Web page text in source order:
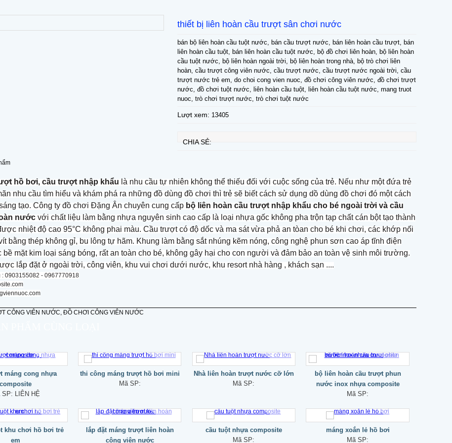
thiết bị liên hoàn cầu trượt sân chơi nước
bán bộ liên hoàn cầu tuột nước, bán cầu trượt nước, bán liên hoàn cầu trượt, bán
liên hoàn cầu tuột, bán liên hoàn cầu tuột nước, bộ đồ chơi liên hoàn, bộ liên hoàn
cầu tuột nước, bộ liên hoàn ngoài trời, bộ liên hoàn trong nhà, bộ trò chơi liên
hoàn, cầu trượt công viên nước, cầu trượt nước, cầu trượt nước ngoài trời, cầu
trượt nước trẻ em, do choi cong vien nuoc, đồ chơi công viên nước, đồ chơi trượt
nước, đồ chơi tuột nước, liên hoàn cầu tuột, liên hoàn cầu tuột nước, mang truot
nuoc, trò chơi trượt nước, trò chơi tuột nước
Lượt xem: 13405
CHIA SẺ:
hồ bơi, cầu trượt nhập khẩu là nhu cầu tự nhiên không thể thiếu đối với cuộc sống của trẻ. Nếu như một đứa trẻ
nhu cầu tìm hiểu và khám phá ra những đồ dùng đồ chơi thì trẻ sẽ biết cách sử dụng dồ dùng đồ chơi đó một cách
tạo. Công ty đồ chơi Đặng Ân chuyên cung cấp bộ liên hoàn cầu trượt nhập khẩu cho bé ngoài trời và cầu
nước với chất liệu làm bằng nhựa nguyên sinh cao cấp là loại nhựa gốc không pha trộn tạp chất cán bột tạo thành
nhiệt độ cao 95°C không phai màu. Cầu trượt có độ dốc và ma sát vừa phả an tòan cho bé khi chơi, các khớp nối
bằng thép không gỉ, bu lông tự hãm. Khung làm bằng sắt nhúng kẽm nóng, công nghệ phun sơn cao áp tĩnh điện
bề mặt kim loại sáng bóng, rất an toàn cho bé, không gây hại cho con người và đảm bảo an toàn vệ sinh môi trường.
lắp đặt ở ngoài trời, công viên, khu vui chơi dưới nước, khu resort nhà hàng , khách sạn ....
: 0903155082 - 0967770918
máng cong nhựa
composite
SP: LIÊN HỆ
thi công máng trượt hồ bơi mini
Mã SP:
Nhà liên hoàn trượt nước cỡ lớn
Mã SP:
bộ liên hoàn cầu trượt phun
nước inox nhựa composite
Mã SP:
khu chơi hồ bơi trẻ
em
lắp đặt máng trượt liên hoàn
công viên nước
cầu tuột nhựa composite
Mã SP:
máng xoắn lẻ hồ bơi
Mã SP: